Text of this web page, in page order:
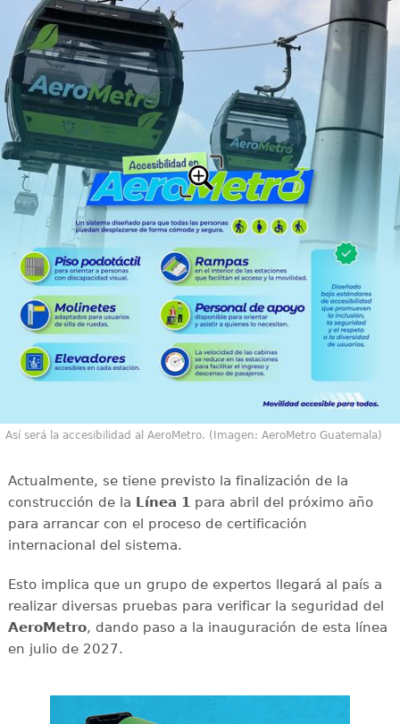
Así será la accesibilidad al AeroMetro. (Imagen: AeroMetro Guatemala)
Actualmente, se tiene previsto la finalización de la
construcción de la Línea 1 para abril del próximo año
para arrancar con el proceso de certificación
internacional del sistema.
Esto implica que un grupo de expertos llegará al país a
realizar diversas pruebas para verificar la seguridad del
AeroMetro, dando paso a la inauguración de esta línea
en julio de 2027.